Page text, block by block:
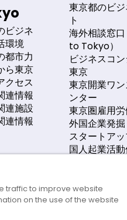
ビジネ
環境
都市力
ら東京
クセス
連情報
連施設
連情報
東京都のビ
ト
海外相談窓
to Tokyo）
ビジネスコ
東京
東京開業ワ
ンター
東京圏雇用
外国企業発
スタートア
国人起業活動
GX関連外国
る支援プログ
traffic to improve website
on the use of the website